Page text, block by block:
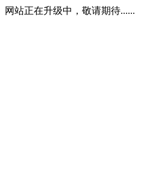
网站正在升级中，敬请期待......